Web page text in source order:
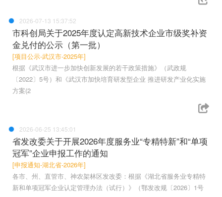
2026-07-13 15:37:52
市科创局关于2025年度认定高新技术企业市级奖补资
金兑付的公示（第一批）
[项目公示-武汉市-2025年]
根据《武汉市进一步加快创新发展的若干政策措施》（武政规
〔2022〕5号）和《武汉市加快培育研发型企业 推进研发产业化实施
方案(2
2026-06-25 13:45:01
省发改委关于开展2026年度服务业“专精特新”和“单项
冠军”企业申报工作的通知
[申报通知-湖北省-2026年]
各市、州、直管市、神农架林区发改委：根据《湖北省服务业专精特
新和单项冠军企业认定管理办法（试行）》（鄂发改规〔2026〕1号